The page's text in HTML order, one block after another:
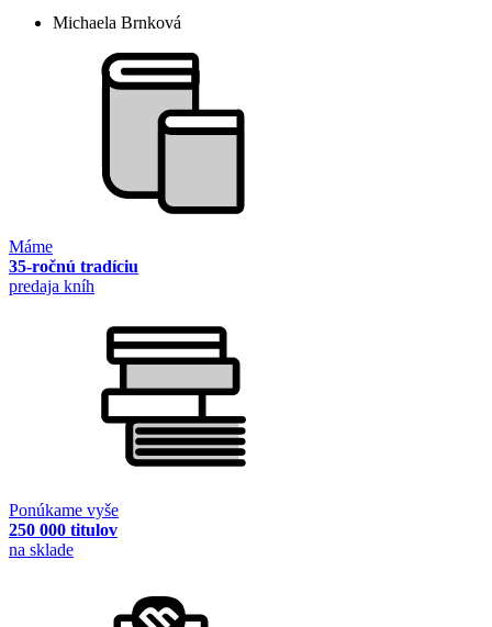
Michaela Brnková
Máme
35-ročnú tradíciu
predaja kníh
Ponúkame vyše
250 000 titulov
na sklade